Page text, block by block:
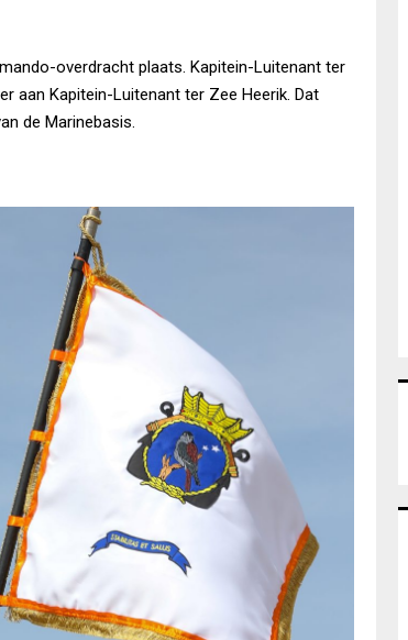
overdracht plaats. Kapitein-Luitenant ter
aan Kapitein-Luitenant ter Zee Heerik. Dat
de Marinebasis.